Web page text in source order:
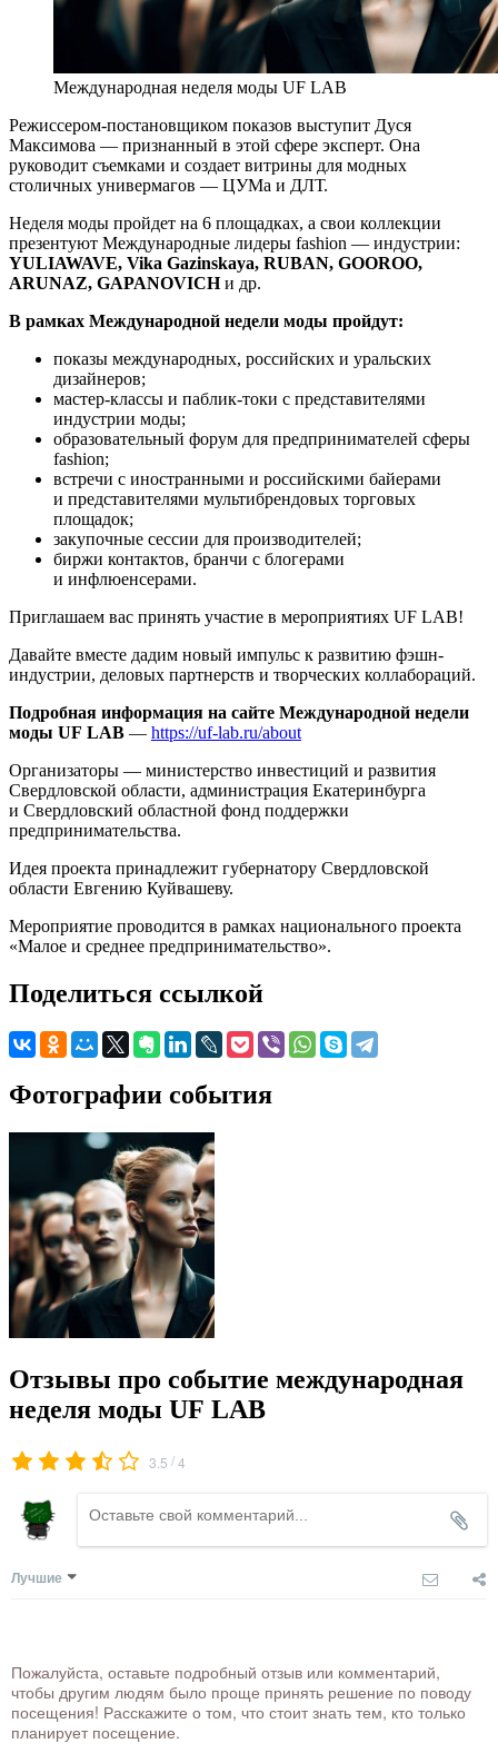
Международная неделя моды UF LAB
Режиссером-постановщиком показов выступит Дуся
Максимова — признанный в этой сфере эксперт. Она
руководит съемками и создает витрины для модных
столичных универмагов — ЦУМа и ДЛТ.
Неделя моды пройдет на 6 площадках, а свои коллекции
презентуют Международные лидеры fashion — индустрии:
YULIAWAVE, Vika Gazinskaya, RUBAN, GOOROO,
ARUNAZ, GAPANOVICHи др.
В рамках Международной недели моды пройдут:
показы международных, российских и уральских
дизайнеров;
мастер-классы и паблик-токи с представителями
индустрии моды;
образовательный форум для предпринимателей сферы
fashion;
встречи с иностранными и российскими байерами
и представителями мультибрендовых торговых
площадок;
закупочные сессии для производителей;
биржи контактов, бранчи с блогерами
и инфлюенсерами.
Приглашаем вас принять участие в мероприятиях UF LAB!
Давайте вместе дадим новый импульс к развитию фэшн-
индустрии, деловых партнерств и творческих коллабораций.
Подробная информация на сайте Международной недели
моды UF LAB — https://uf-lab.ru/about
Организаторы — министерство инвестиций и развития
Свердловской области, администрация Екатеринбурга
и Свердловский областной фонд поддержки
предпринимательства.
Идея проекта принадлежит губернатору Свердловской
области Евгению Куйвашеву.
Мероприятие проводится в рамках национального проекта
«Малое и среднее предпринимательство».
Поделиться ссылкой
Фотографии события
Отзывы про событие международная
неделя моды UF LAB
3.5 /4
Лучшие
Пожалуйста, оставьте подробный отзыв или комментарий,
чтобы другим людям было проще принять решение по поводу
посещения! Расскажите о том, что стоит знать тем, кто только
планирует посещение.